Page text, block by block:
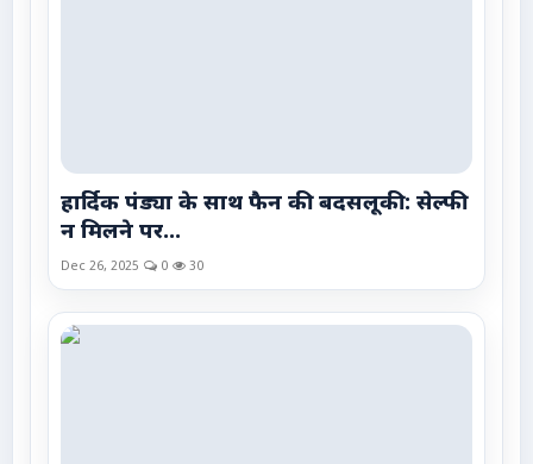
हार्दिक पंड्या के साथ फैन की बदसलूकी: सेल्फी
न मिलने पर...
Dec 26, 2025 0 30